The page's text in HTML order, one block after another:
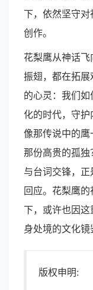
下，依然坚守
创作。
花梨鹰从神话
振翅，都在拓
的心灵：我们
化的时代，守护
像那传说中的
那份高贵的孤
与台词交锋，
回应。花梨鹰
下，或许也因
身处境的文化镜
版权申明: